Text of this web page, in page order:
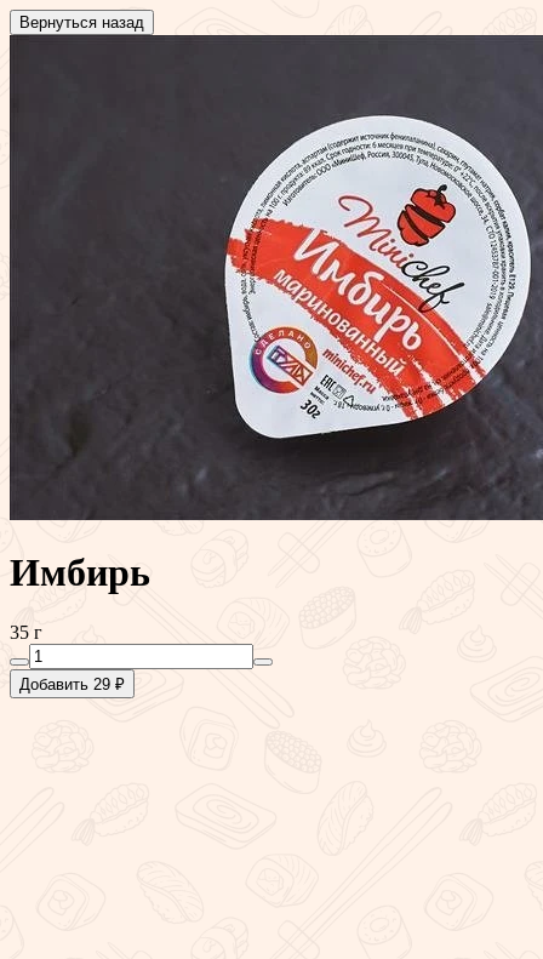
Вернуться назад
Имбирь
35 г
Добавить 29 ₽